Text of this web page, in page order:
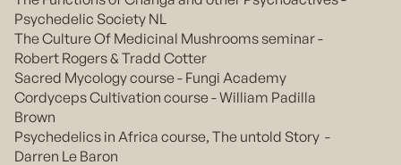
Psychedelic Society NL
The Culture Of Medicinal Mushrooms seminar -
Robert Rogers & Tradd Cotter
Sacred Mycology course - Fungi Academy
Cordyceps Cultivation course - William Padilla
Brown
Psychedelics in Africa course, The untold Story -
Darren Le Baron